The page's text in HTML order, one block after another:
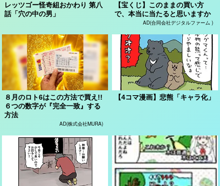
レッツゴー怪奇組おかわり 第八
話「穴の中の男」
【宝くじ】このままの買い方
で、本当に当たると思いますか
AD(合同会社デジタルファーム )
８月のロト6はこの方法で買え!!
６つの数字が『完全一致』する
方法
AD(株式会社MURA)
【4コマ漫画】悲熊「キャラ化」